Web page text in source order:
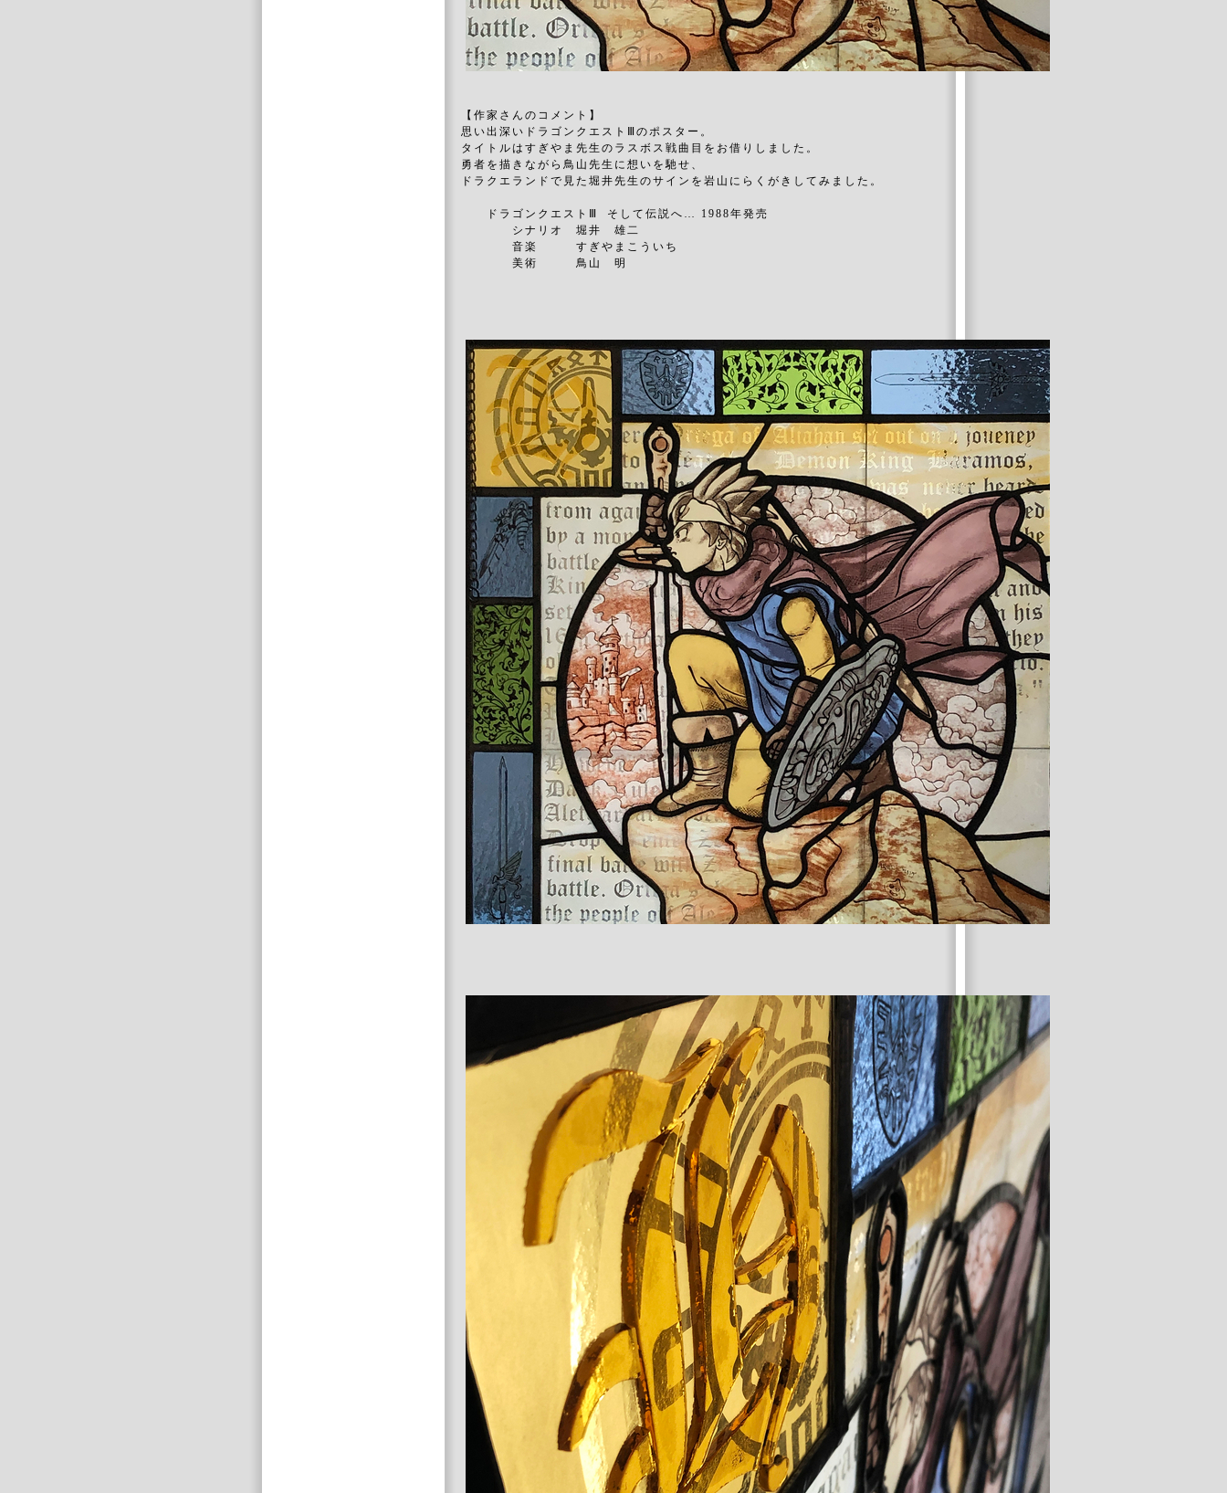
【作家さんのコメント】
思い出深いドラゴンクエストⅢのポスター。
タイトルはすぎやま先生のラスボス戦曲目をお借りしました。
勇者を描きながら鳥山先生に想いを馳せ、
ドラクエランドで見た堀井先生のサインを岩山にらくがきしてみました。
ドラゴンクエストⅢ そして伝説へ… 1988年発売
シナリオ 堀井 雄二
音楽 すぎやまこういち
美術 鳥山 明